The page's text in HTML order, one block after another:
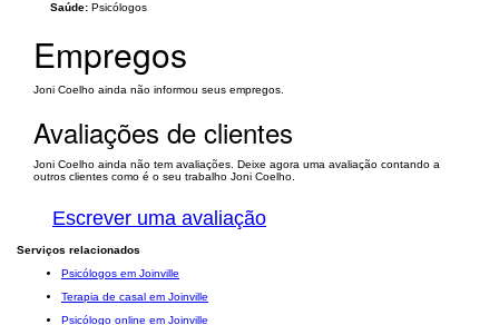
Saúde: Psicólogos
Empregos
Joni Coelho ainda não informou seus empregos.
Avaliações de clientes
Joni Coelho ainda não tem avaliações. Deixe agora uma avaliação contando a
outros clientes como é o seu trabalho Joni Coelho.
Escrever uma avaliação
Serviços relacionados
Psicólogos em Joinville
Terapia de casal em Joinville
Psicólogo online em Joinville